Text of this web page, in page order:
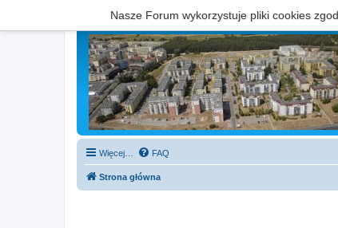
Więcej… FAQ
Strona główna
Nasze Forum wykorzystuje pliki cookies